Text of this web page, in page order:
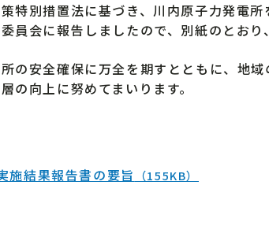
特別措置法に基づき、川内原子力発電
員会に報告しましたので、別紙のとおり
の安全確保に万全を期すとともに、地
の向上に努めてまいります。
施結果報告書の要旨 （155KB）